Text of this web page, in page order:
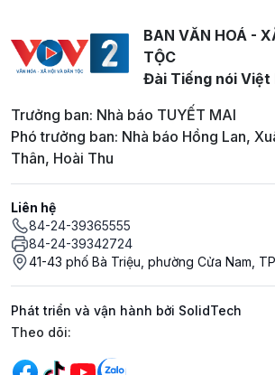
BAN VĂN HOÁ -
TỘC
Đài Tiếng nói Việt
Trưởng ban: Nhà báo TUYẾT MAI
Phó trưởng ban: Nhà báo Hồng Lan,
Thân, Hoài Thu
Liên hệ
84-24-39365555
84-24-39342724
41-43 phố Bà Triệu, phường Cửa Nam,
Phát triển và vận hành bởi SolidTech
Mạng xã hội
Theo dõi: